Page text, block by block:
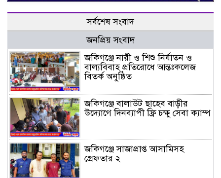
সর্বশেষ সংবাদ
জনপ্রিয় সংবাদ
জকিগঞ্জে নারী ও শিশু নির্যাতন ও
বাল্যবিবাহ প্রতিরোধে আন্তঃকলেজ
বিতর্ক অনুষ্ঠিত
জকিগঞ্জে বালাউট ছাহেব বাড়ীর
উদ্যোগে দিনব্যাপী ফ্রি চক্ষু সেবা ক্যাম্প
জকিগঞ্জে সাজাপ্রাপ্ত আসামিসহ
গ্রেফতার ২